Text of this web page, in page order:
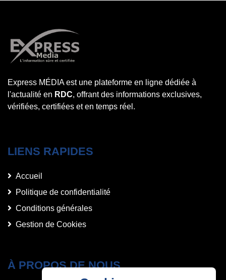
Express MÉDIA est une plateforme en ligne dédiée à
l'actualité en RDC, offrant des informations exclusives,
vérifiées, certifiées et en temps réel.
LIENS RAPIDES
Accueil
Politique de confidentialité
Conditions générales
Gestion de Cookies
À PROPOS DE NOUS